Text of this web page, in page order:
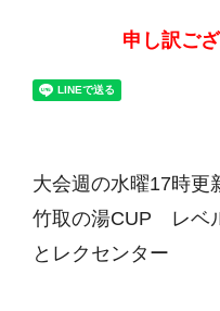
申し訳ご
大会週の水曜17時更
竹取の湯CUP レベ
とレクセンター